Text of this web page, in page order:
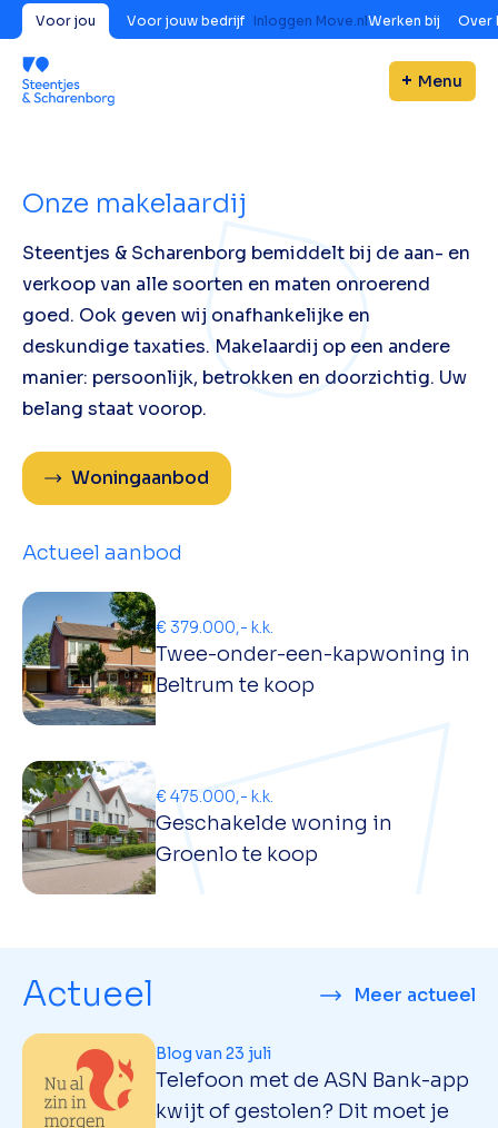
Voor jou Voor jouw bedrijf Inloggen Move.nlWerken bij Over
Menu
Onze makelaardij
Steentjes & Scharenborg bemiddelt bij de aan- en
verkoop van alle soorten en maten onroerend
goed. Ook geven wij onafhankelijke en
deskundige taxaties. Makelaardij op een andere
manier: persoonlijk, betrokken en doorzichtig. Uw
belang staat voorop.
Woningaanbod
Actueel aanbod
Twee-onder-een-kapwoning in
Beltrum te koop
€ 379.000,- k.k.
Geschakelde woning in
Groenlo te koop
€ 475.000,- k.k.
Actueel Meer actueel
Telefoon met de ASN Bank-app
kwijt of gestolen? Dit moet je
Blog van 23 juli